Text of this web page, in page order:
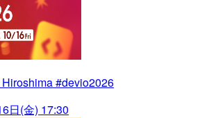
#devio2026
日(金) 17:30